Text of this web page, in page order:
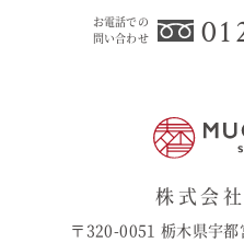
お電話での
問い合わせ
株式会
〒320-0051 栃木県宇